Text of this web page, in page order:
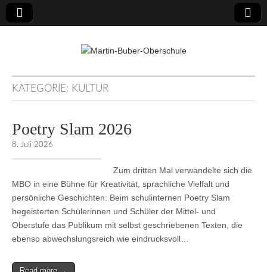
Martin-Buber-
Oberschule
KATEGORIE: KULTUR
Poetry Slam 2026
8. Juli 2026
Zum dritten Mal verwandelte sich die
MBO in eine Bühne für Kreativität, sprachliche Vielfalt und
persönliche Geschichten: Beim schulinternen Poetry Slam
begeisterten Schülerinnen und Schüler der Mittel- und
Oberstufe das Publikum mit selbst geschriebenen Texten, die
ebenso abwechslungsreich wie eindrucksvoll…